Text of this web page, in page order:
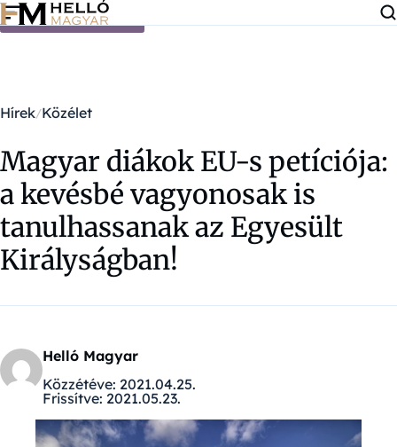
Ugrás a tartalomra
Hírek Közélet
Magyar diákok EU-s petíciója:
a kevésbé vagyonosak is
tanulhassanak az Egyesült
Királyságban!
Helló Magyar
Közzétéve: 2021.04.25.
Frissítve: 2021.05.23.